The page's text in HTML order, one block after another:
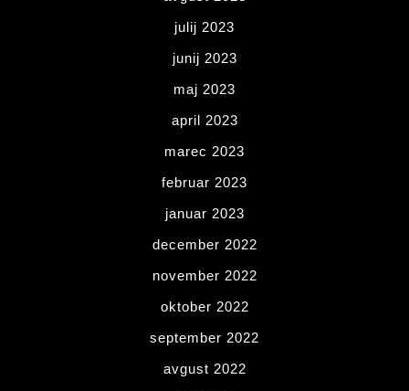
julij 2023
junij 2023
maj 2023
april 2023
marec 2023
februar 2023
januar 2023
december 2022
november 2022
oktober 2022
september 2022
avgust 2022